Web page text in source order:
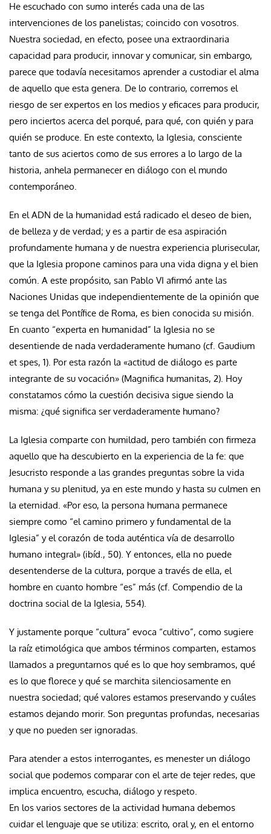
He escuchado con sumo interés cada una de las
intervenciones de los panelistas; coincido con vosotros.
Nuestra sociedad, en efecto, posee una extraordinaria
capacidad para producir, innovar y comunicar, sin embargo,
parece que todavía necesitamos aprender a custodiar el alma
de aquello que esta genera. De lo contrario, corremos el
riesgo de ser expertos en los medios y eficaces para producir,
pero inciertos acerca del porqué, para qué, con quién y para
quién se produce. En este contexto, la Iglesia, consciente
tanto de sus aciertos como de sus errores a lo largo de la
historia, anhela permanecer en diálogo con el mundo
contemporáneo.
En el ADN de la humanidad está radicado el deseo de bien,
de belleza y de verdad; y es a partir de esa aspiración
profundamente humana y de nuestra experiencia plurisecular,
que la Iglesia propone caminos para una vida digna y el bien
común. A este propósito, san Pablo VI afirmó ante las
Naciones Unidas que independientemente de la opinión que
se tenga del Pontífice de Roma, es bien conocida su misión.
En cuanto “experta en humanidad” la Iglesia no se
desentiende de nada verdaderamente humano (cf. Gaudium
et spes, 1). Por esta razón la «actitud de diálogo es parte
integrante de su vocación» (Magnifica humanitas, 2). Hoy
constatamos cómo la cuestión decisiva sigue siendo la
misma: ¿qué significa ser verdaderamente humano?
La Iglesia comparte con humildad, pero también con firmeza
aquello que ha descubierto en la experiencia de la fe: que
Jesucristo responde a las grandes preguntas sobre la vida
humana y su plenitud, ya en este mundo y hasta su culmen en
la eternidad. «Por eso, la persona humana permanece
siempre como “el camino primero y fundamental de la
Iglesia” y el corazón de toda auténtica vía de desarrollo
humano integral» (ibíd., 50). Y entonces, ella no puede
desentenderse de la cultura, porque a través de ella, el
hombre en cuanto hombre “es” más (cf. Compendio de la
doctrina social de la Iglesia, 554).
Y justamente porque “cultura” evoca “cultivo”, como sugiere
la raíz etimológica que ambos términos comparten, estamos
llamados a preguntarnos qué es lo que hoy sembramos, qué
es lo que florece y qué se marchita silenciosamente en
nuestra sociedad; qué valores estamos preservando y cuáles
estamos dejando morir. Son preguntas profundas, necesarias
y que no pueden ser ignoradas.
Para atender a estos interrogantes, es menester un diálogo
social que podemos comparar con el arte de tejer redes, que
implica encuentro, escucha, diálogo y respeto.
En los varios sectores de la actividad humana debemos
cuidar el lenguaje que se utiliza: escrito, oral y, en el entorno